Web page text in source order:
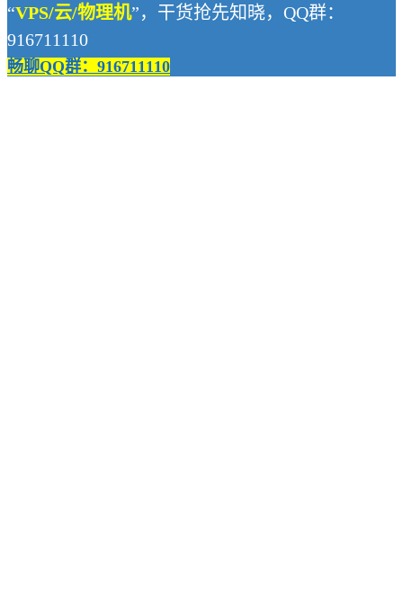
“VPS/云/物理机”，干货抢先知晓，QQ群：
916711110
畅聊QQ群：916711110